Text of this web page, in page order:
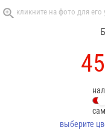
выберите